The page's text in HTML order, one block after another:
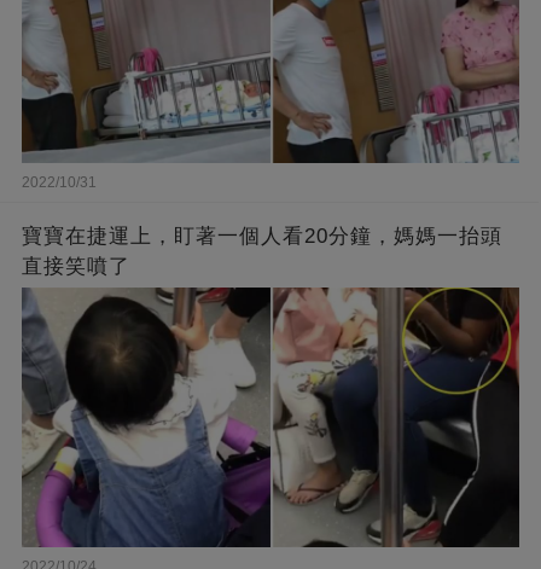
2022/10/31
寶寶在捷運上，盯著一個人看20分鐘，媽媽一抬頭
直接笑噴了